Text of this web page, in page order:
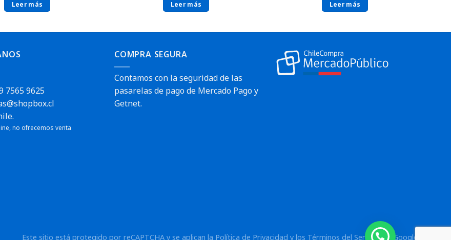
Leer más Leer más Leer más
7565 9625
no ofrecemos venta
COMPRA SEGURA
Contamos con la seguridad de las
pasarelas de pago de Mercado Pago y
Getnet.
Este sitio está protegido por reCAPTCHA y se aplican la Política de Privacidad y los Términos del Serviciode Google.
¿Necesitas ayuda?